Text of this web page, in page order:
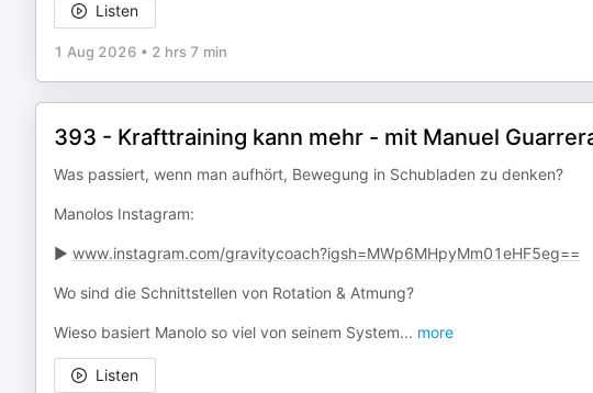
Listen
1 Aug 2026 • 2 hrs 7 min
393 - Krafttraining kann mehr - mit Manuel
Was passiert, wenn man aufhört, Bewegung in Schubladen zu denken?
Manolos Instagram:
► www.instagram.com/gravitycoach?igsh=MWp6MHpyMm01eHF5eg==
Wo sind die Schnittstellen von Rotation & Atmung?
Wieso basiert Manolo so viel von seinem System... more
Listen